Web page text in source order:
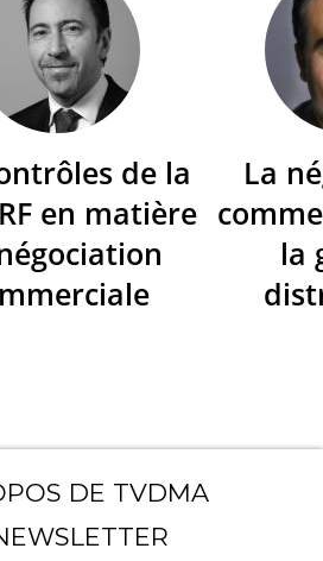
de la
en matière
La
la
DE TVDMA